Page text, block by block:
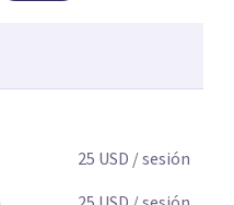
vida que merezca la
25 USD / sesión